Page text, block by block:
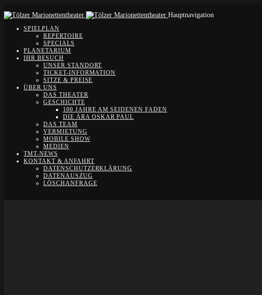
Hauptnavigation
SPIELPLAN
REPERTOIRE
SPECIALS
PLANETARIUM
IHR BESUCH
UNSER STANDORT
TICKET-INFORMATION
SITZE & PREISE
ÜBER UNS
DAS THEATER
GESCHICHTE
100 JAHRE AM SEIDENEN FADEN
DIE ÄRA OSKAR PAUL
DAS TEAM
VERMIETUNG
MOBILE SHOW
MEDIEN
TMT-NEWS
KONTAKT & ANFAHRT
DATENSCHUTZERKLÄRUNG
DATENAUSZUG
LÖSCHANFRAGE